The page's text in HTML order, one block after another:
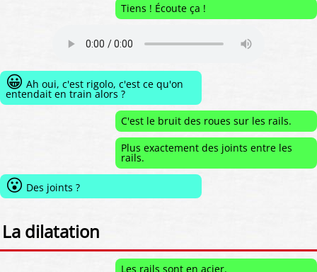
Tiens ! Écoute ça !
😀 Ah oui, c'est rigolo, c'est ce qu'on
entendait en train alors ?
C'est le bruit des roues sur les rails.
Plus exactement des joints entre les
rails.
😮 Des joints ?
La dilatation
Les rails sont en acier.